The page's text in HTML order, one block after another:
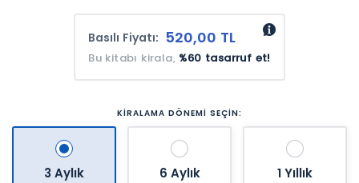
Basılı Fiyatı: 520,00 TL
Bu kitabı kirala, %60 tasarruf et!
KİRALAMA DÖNEMİ SEÇİN:
3 Aylık 6 Aylık 1 Yıllık